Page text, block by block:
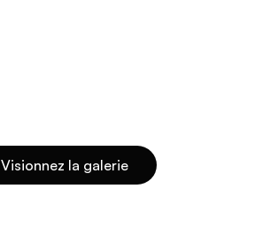
Visionnez la galerie